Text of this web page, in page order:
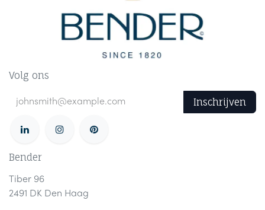
Volg ons
Inschrijven
Bender
Tiber 96
2491 DK Den Haag